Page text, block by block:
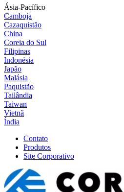
Ásia-Pacífico
Camboja
Cazaquistão
China
Coreia do Sul
Filipinas
Indonésia
Japão
Malásia
Paquistão
Tailândia
Taiwan
Vietnã
Índia
Contato
Produtos
Site Corporativo